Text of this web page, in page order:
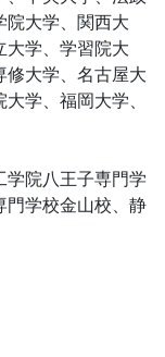
院大学、関西大
大学、学習院大
修大学、名古屋大
学、福岡大学、
学院八王子専門学
門学校金山校、静